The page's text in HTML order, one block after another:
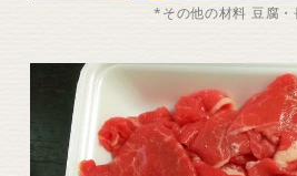
*その他の材料 豆腐・